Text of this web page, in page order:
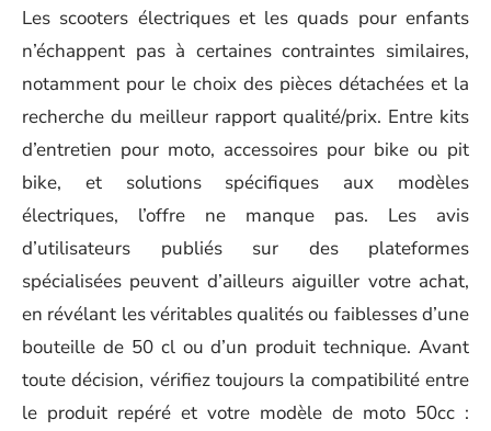
Les scooters électriques et les quads pour enfants
n’échappent pas à certaines contraintes similaires,
notamment pour le choix des pièces détachées et la
recherche du meilleur rapport qualité/prix. Entre kits
d’entretien pour moto, accessoires pour bike ou pit
bike, et solutions spécifiques aux modèles
électriques, l’offre ne manque pas. Les avis
d’utilisateurs publiés sur des plateformes
spécialisées peuvent d’ailleurs aiguiller votre achat,
en révélant les véritables qualités ou faiblesses d’une
bouteille de 50 cl ou d’un produit technique. Avant
toute décision, vérifiez toujours la compatibilité entre
le produit repéré et votre modèle de moto 50cc :